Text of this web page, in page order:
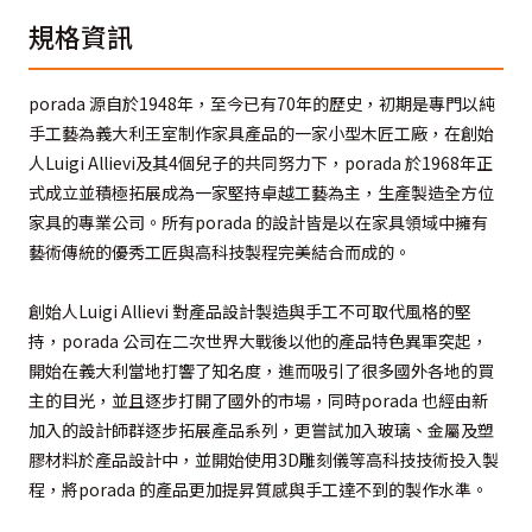
規格資訊
porada 源自於1948年，至今已有70年的歷史，初期是專門以純
手工藝為義大利王室制作家具產品的一家小型木匠工廠，在創始
人Luigi Allievi及其4個兒子的共同努力下，porada 於1968年正
式成立並積極拓展成為一家堅持卓越工藝為主，生產製造全方位
家具的專業公司。所有porada 的設計皆是以在家具領域中擁有
藝術傳統的優秀工匠與高科技製程完美結合而成的。
創始人Luigi Allievi 對產品設計製造與手工不可取代風格的堅
持，porada 公司在二次世界大戰後以他的產品特色異軍突起，
開始在義大利當地打響了知名度，進而吸引了很多國外各地的買
主的目光，並且逐步打開了國外的市場，同時porada 也經由新
加入的設計師群逐步拓展產品系列，更嘗試加入玻璃、金屬及塑
膠材料於產品設計中，並開始使用3D雕刻儀等高科技技術投入製
程，將porada 的產品更加提昇質感與手工達不到的製作水準。